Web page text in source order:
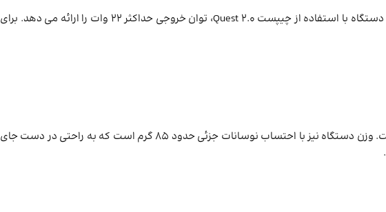
این دستگاه ابعادی برابر با 83.7 در 25.5 در 16.05 میلی ‌متر دارد که آن را به یک دستگاه جمع و جور و قابل حمل تبدیل کرده است. وزن دستگاه نیز با احتساب نوسانات جزئی حدود 85 گرم است که به راحتی در دست جای